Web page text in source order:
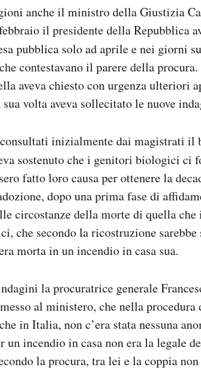
anche il ministro della Giustizia
il presidente della Repubblica
pubblica solo ad aprile e nei giorni
contestavano il parere della procura.
aveva chiesto con urgenza ulteriori
volta aveva sollecitato le nuove
inizialmente dai magistrati il
sostenuto che i genitori biologici ci
fatto loro causa per ottenere la
dopo una prima fase di
circostanze della morte di quella che
che secondo la ricostruzione
morta in un incendio in casa sua.
la procuratrice generale
al ministero, che nella
in Italia, non c’era stata nessuna
un incendio in casa non era la legale
la procura, tra lei e la coppia